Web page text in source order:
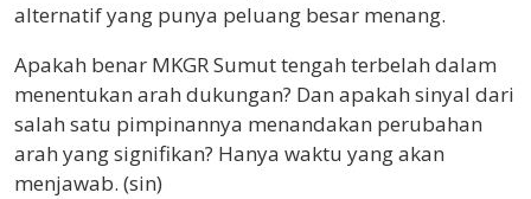
alternatif yang punya peluang besar menang.
Apakah benar MKGR Sumut tengah terbelah dalam
menentukan arah dukungan? Dan apakah sinyal dari
salah satu pimpinannya menandakan perubahan
arah yang signifikan? Hanya waktu yang akan
menjawab. (sin)